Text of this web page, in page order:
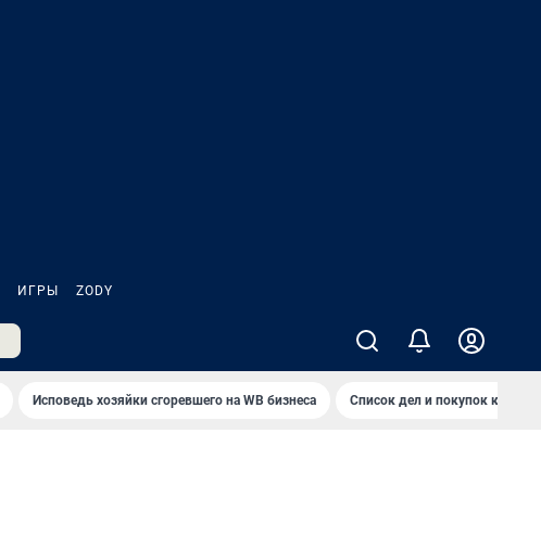
ИГРЫ ZODY
Исповедь хозяйки сгоревшего на WB бизнеса Список дел и покупок к школе